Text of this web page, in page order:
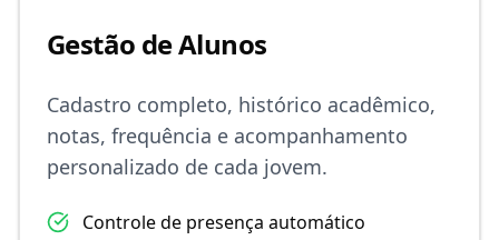
Gestão de Alunos
Cadastro completo, histórico acadêmico,
notas, frequência e acompanhamento
personalizado de cada jovem.
Controle de presença automático